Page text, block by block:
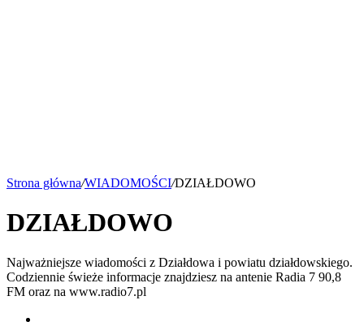
Strona główna/WIADOMOŚCI/DZIAŁDOWO
DZIAŁDOWO
Najważniejsze wiadomości z Działdowa i powiatu działdowskiego.
Codziennie świeże informacje znajdziesz na antenie Radia 7 90,8
FM oraz na www.radio7.pl